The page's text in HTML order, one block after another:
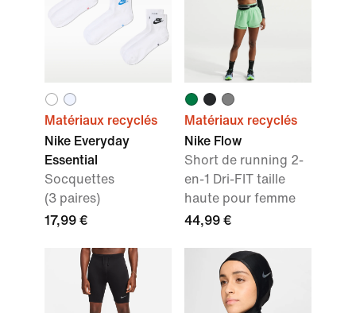
Matériaux recyclés
Nike Everyday
Essential
Socquettes
(3 paires)
17,99 €
Matériaux recyclés
Nike Flow
Short de running 2-
en-1 Dri-FIT taille
haute pour femme
44,99 €